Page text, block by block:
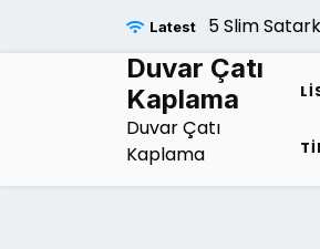
Latest
Ps5 Slim
Duvar Çatı
Kaplama
Duvar Çatı
Kaplama